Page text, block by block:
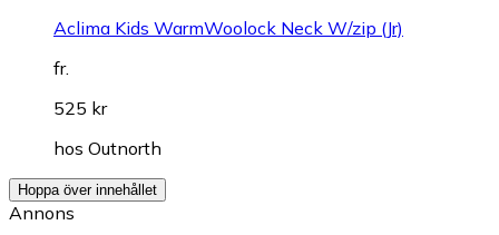
Aclima Kids WarmWoolock Neck W/zip (Jr)
fr.
525 kr
hos Outnorth
Hoppa över innehållet
Annons